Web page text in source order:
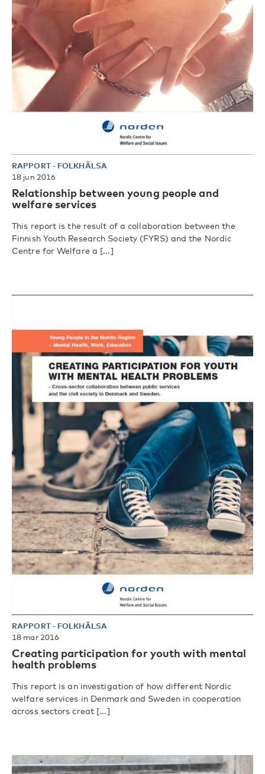
RAPPORT- FOLKHÄLSA
18 jun 2016
Relationship between young people and
welfare services
This report is the result of a collaboration between the
Finnish Youth Research Society (FYRS) and the Nordic
Centre for Welfare a [...]
RAPPORT- FOLKHÄLSA
18 mar 2016
Creating participation for youth with mental
health problems
This report is an investigation of how different Nordic
welfare services in Denmark and Sweden in cooperation
across sectors creat [...]